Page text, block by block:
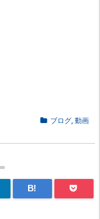
ブログ 動画
B!